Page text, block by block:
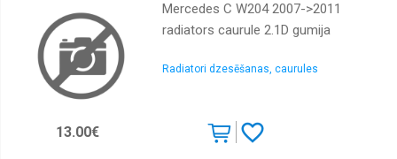
Mercedes C W204 2007->2011
radiators caurule 2.1D gumija
Radiatori dzesēšanas, caurules
13.00€